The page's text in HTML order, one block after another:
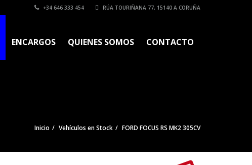
+34 646 333 454 RÚA TOURIÑANA 77, 15140 A CORUÑA
ENCARGOS QUIENES SOMOS CONTACTO
Inicio Vehículos en Stock FORD FOCUS RS MK2 305CV